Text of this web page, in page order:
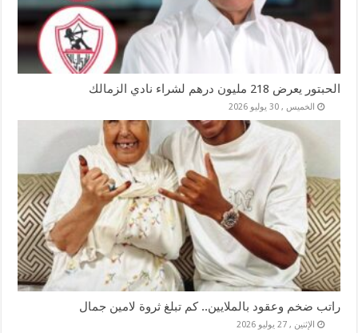
الحبتور يعرض 218 مليون درهم لشراء نادي الزمالك
الخميس , 30 يوليو 2026
راتب ضخم وعقود بالملايين.. كم تبلغ ثروة لامين جمال
الإثنين , 27 يوليو 2026